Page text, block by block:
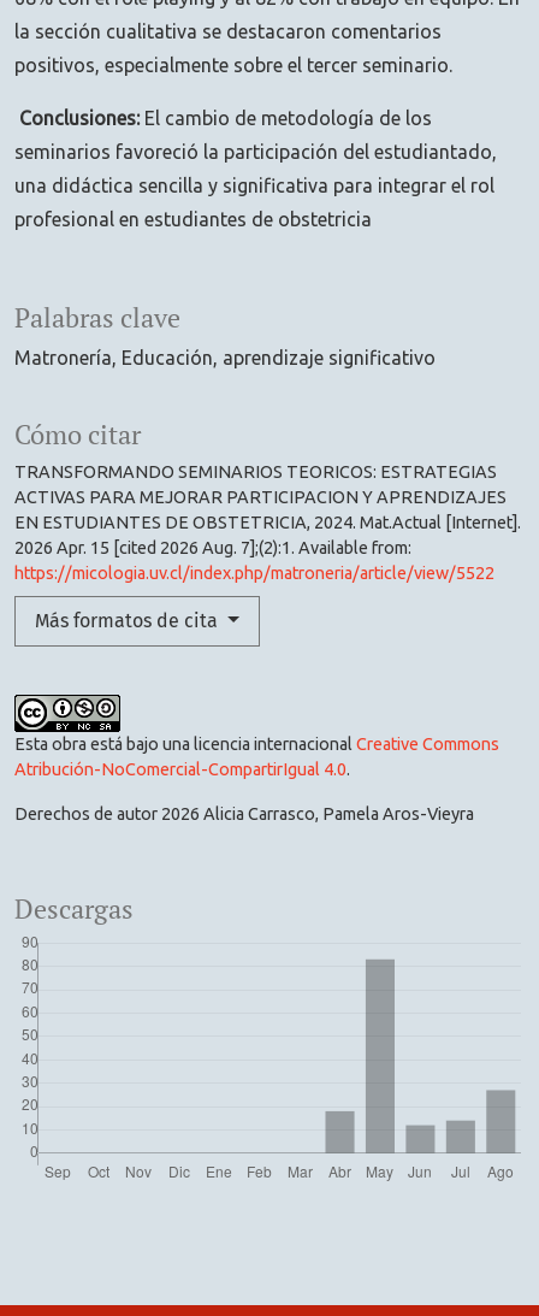
Palabras clave
Matronería Educación aprendizaje significativo
Cómo citar
TRANSFORMANDO SEMINARIOS TEORICOS: ESTRATEGIAS
ACTIVAS PARA MEJORAR PARTICIPACION Y APRENDIZAJES
EN ESTUDIANTES DE OBSTETRICIA, 2024. Mat.Actual [Internet].
2026 Apr. 15 [cited 2026 Aug. 7];(2):1. Available from:
https://micologia.uv.cl/index.php/matroneria/article/view/5522
Más formatos de cita
la sección cualitativa se destacaron comentarios
positivos, especialmente sobre el tercer seminario.
Conclusiones: El cambio de metodología de los
seminarios favoreció la participación del estudiantado,
una didáctica sencilla y significativa para integrar el rol
profesional en estudiantes de obstetricia
Esta obra está bajo una licencia internacional Creative Commons
Atribución-NoComercial-CompartirIgual 4.0.
Derechos de autor 2026 Alicia Carrasco, Pamela Aros-Vieyra
Descargas